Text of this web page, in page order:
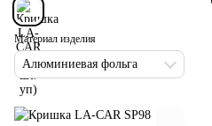
Материал изделия
Алюминиевая фольга